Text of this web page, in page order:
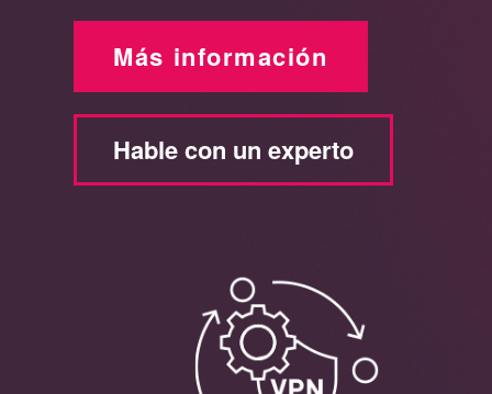
Más información
Hable con un experto